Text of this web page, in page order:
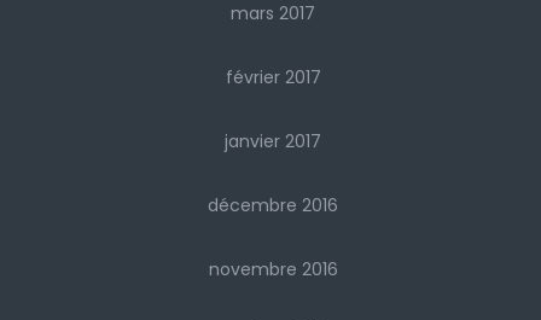
mars 2017
février 2017
janvier 2017
décembre 2016
novembre 2016